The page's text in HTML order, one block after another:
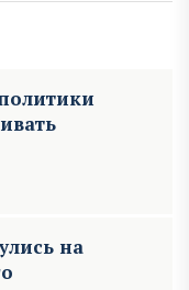
на